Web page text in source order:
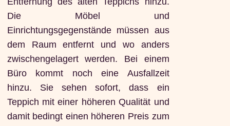
Die Möbel und
Einrichtungsgegenstände müssen aus
dem Raum entfernt und wo anders
zwischengelagert werden. Bei einem
Büro kommt noch eine Ausfallzeit
hinzu. Sie sehen sofort, dass ein
Teppich mit einer höheren Qualität und
damit bedingt einen höheren Preis zum